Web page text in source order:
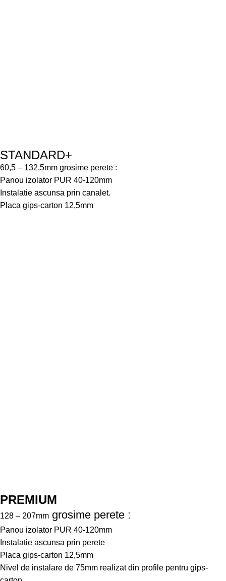
STANDARD+
60,5 – 132,5mm grosime perete :
Panou izolator PUR 40-120mm
Instalatie ascunsa prin canalet.
Placa gips-carton 12,5mm
PREMIUM
128 – 207mm grosime perete :
Panou izolator PUR 40-120mm
Instalatie ascunsa prin perete
Placa gips-carton 12,5mm
Nivel de instalare de 75mm realizat din profile pentru gips-